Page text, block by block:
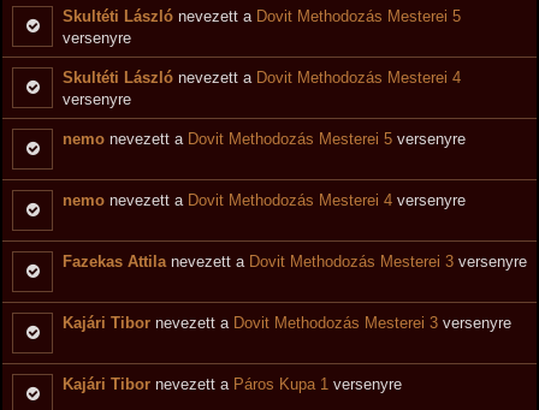
Skultéti László nevezett a Dovit Methodozás Mesterei 5
versenyre
Skultéti László nevezett a Dovit Methodozás Mesterei 4
versenyre
nemo nevezett a Dovit Methodozás Mesterei 5 versenyre
nemo nevezett a Dovit Methodozás Mesterei 4 versenyre
Fazekas Attilanevezett a Dovit Methodozás Mesterei 3 versenyre
Kajári Tibor nevezett a Dovit Methodozás Mesterei 3 versenyre
Kajári Tibor nevezett a Páros Kupa 1 versenyre